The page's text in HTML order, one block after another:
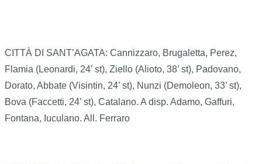
CITTÀ DI SANT’AGATA: Cannizzaro, Brugaletta, Perez,
Flamia (Leonardi, 24’ st), Ziello (Alioto, 38’ st), Padovano,
Dorato, Abbate (Visintin, 24’ st), Nunzi (Demoleon, 33’ st),
Bova (Faccetti, 24’ st), Catalano. A disp. Adamo, Gaffuri,
Fontana, Iuculano. All. Ferraro